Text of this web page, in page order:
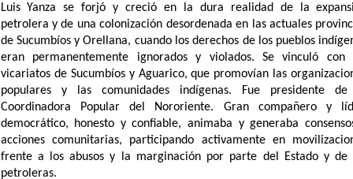
Luis Yanza se forjó y creció en la dura realidad de la
petrolera y de una colonización desordenada en las actuales
de Sucumbíos y Orellana, cuando los derechos de los pueblos
eran permanentemente ignorados y violados. Se vinculó con
vicariatos de Sucumbíos y Aguarico, que promovían las
populares y las comunidades indígenas. Fue presidente
Coordinadora Popular del Nororiente. Gran compañero y
democrático, honesto y confiable, animaba y generaba
acciones comunitarias, participando activamente en
frente a los abusos y la marginación por parte del Estado y de
petroleras.